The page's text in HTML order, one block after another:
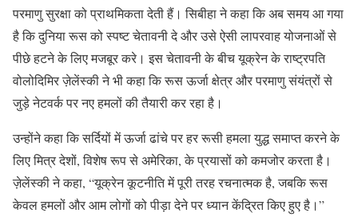
परमाणु सुरक्षा को प्राथमिकता देती हैं। सिबीहा ने कहा कि अब समय आ गया
है कि दुनिया रूस को स्पष्ट चेतावनी दे और उसे ऐसी लापरवाह योजनाओं से
पीछे हटने के लिए मजबूर करे। इस चेतावनी के बीच यूक्रेन के राष्ट्रपति
वोलोदिमिर ज़ेलेंस्की ने भी कहा कि रूस ऊर्जा क्षेत्र और परमाणु संयंत्रों से
जुड़े नेटवर्क पर नए हमलों की तैयारी कर रहा है।
उन्होंने कहा कि सर्दियों में ऊर्जा ढांचे पर हर रूसी हमला युद्ध समाप्त करने के
लिए मित्र देशों, विशेष रूप से अमेरिका, के प्रयासों को कमजोर करता है।
ज़ेलेंस्की ने कहा, “यूक्रेन कूटनीति में पूरी तरह रचनात्मक है, जबकि रूस
केवल हमलों और आम लोगों को पीड़ा देने पर ध्यान केंद्रित किए हुए है।”